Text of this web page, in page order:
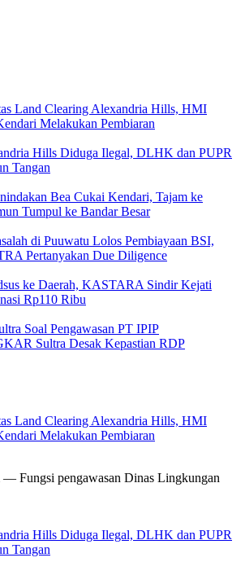
Land Clearing Alexandria Hills, HMI
Melakukan Pembiaran
Hills Diduga Ilegal, DLHK dan PUPR
Tangan
Bea Cukai Kendari, Tajam ke
Tumpul ke Bandar Besar
di Puuwatu Lolos Pembiayaan BSI,
Pertanyakan Due Diligence
ke Daerah, KASTARA Sindir Kejati
Rp110 Ribu
Soal Pengawasan PT IPIP
Sultra Desak Kepastian RDP
Land Clearing Alexandria Hills, HMI
Melakukan Pembiaran
Fungsi pengawasan Dinas Lingkungan
Hills Diduga Ilegal, DLHK dan PUPR
Tangan